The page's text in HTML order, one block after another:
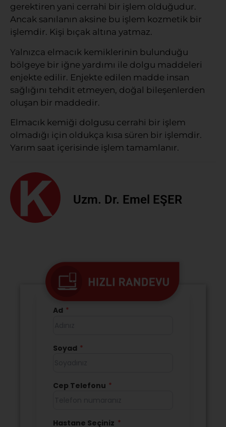
gerektiren yani cerrahi bir işlem olduğudur.
Ancak sanılanın aksine bu işlem kozmetik bir
işlemdir. Kişi bıçak altına yatmaz.
Yalnızca elmacık kemiklerinin bulunduğu
bölgeye bir iğne yardımı ile dolgu maddeleri
enjekte edilir. Enjekte edilen madde insan
sağlığını tehdit etmeyen, doğal bileşenlerden
oluşan bir maddedir.
Elmacık kemiği dolgusu cerrahi bir işlem
olmadığı için oldukça kısa süren bir işlemdir.
Yarım saat içerisinde işlem tamamlanır.
Uzm. Dr. Emel EŞER